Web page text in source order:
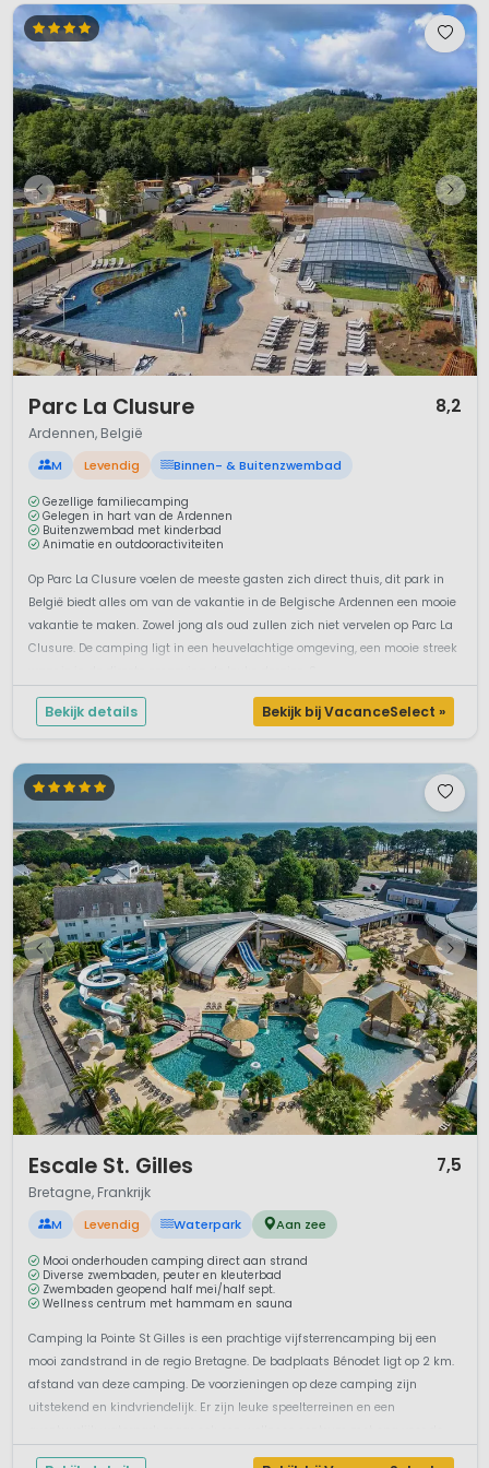
Parc La Clusure 8,2
Ardennen, België
M Levendig Binnen- & Buitenzwembad
Gezellige familiecamping
Gelegen in hart van de Ardennen
Buitenzwembad met kinderbad
Animatie en outdooractiviteiten
Op Parc La Clusure voelen de meeste gasten zich direct thuis, dit park in
België biedt alles om van de vakantie in de Belgische Ardennen een mooie
vakantie te maken. Zowel jong als oud zullen zich niet vervelen op Parc La
Clusure. De camping ligt in een heuvelachtige omgeving, een mooie streek
Bekijk details Bekijk bij VacanceSelect »
Escale St. Gilles 7,5
Bretagne, Frankrijk
M Levendig Waterpark Aan zee
Mooi onderhouden camping direct aan strand
Diverse zwembaden, peuter en kleuterbad
Zwembaden geopend half mei/half sept.
Wellness centrum met hammam en sauna
Camping la Pointe St Gilles is een prachtige vijfsterrencamping bij een
mooi zandstrand in de regio Bretagne. De badplaats Bénodet ligt op 2 km.
afstand van deze camping. De voorzieningen op deze camping zijn
uitstekend en kindvriendelijk. Er zijn leuke speelterreinen en een
ouder...